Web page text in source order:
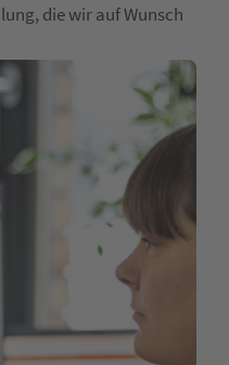
die wir auf Wunsch